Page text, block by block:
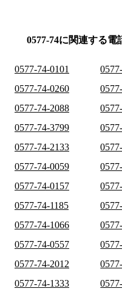
0577-74に関連する電
0577-74-0101
0577-74-0260
0577-74-2088
0577-74-3799
0577-74-2133
0577-74-0059
0577-74-0157
0577-74-1185
0577-74-1066
0577-74-0557
0577-74-2012
0577-74-1333